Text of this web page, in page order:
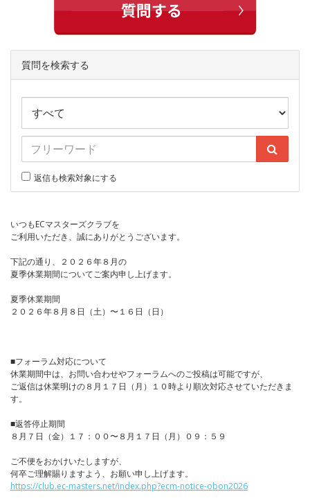
質問を検索する
返信も検索対象にする
いつもECマスターズクラブを
ご利用いただき、誠にありがとうございます。
下記の通り、２０２６年８月の
夏季休業期間についてご案内申し上げます。
夏季休業期間
２０２６年８月８日（土）〜１６日（日）
■フォーラム対応について
休業期間中は、お問い合わせやフォーラムへのご投稿は可能ですが、
ご返信は休業明けの８月１７日（月）１０時より順次対応させていただきま
す。
■返答停止期間
８月７日（金）１７：００〜８月１７日（月）０９：５９
ご不便をおかけいたしますが、
何卒ご理解賜りますよう、お願い申し上げます。
https://club.ec-masters.net/index.php?ecm-notice-obon2026